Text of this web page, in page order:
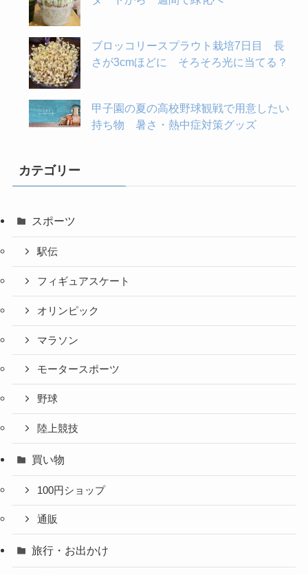
ブロッコリースプラウト栽培7日目 長
さが3cmほどに そろそろ光に当てる？
甲子園の夏の高校野球観戦で用意したい
持ち物 暑さ・熱中症対策グッズ
カテゴリー
スポーツ
駅伝
フィギュアスケート
オリンピック
マラソン
モータースポーツ
野球
陸上競技
買い物
100円ショップ
通販
旅行・お出かけ